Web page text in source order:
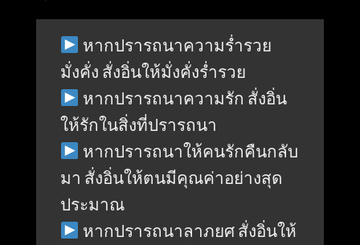
หากปรารถนาความร่ำรวย
มั่งคั่ง สั่งอิ่นให้มั่งคั่งร่ำรวย
หากปรารถนาความรัก สั่งอิ่น
ให้รักในสิ่งที่ปรารถนา
หากปรารถนาให้คนรักคืนกลับ
มา สั่งอิ่นให้ตนมีคุณค่าอย่างสุด
ประมาณ
หากปรารถนาลาภยศ สั่งอิ่นให้